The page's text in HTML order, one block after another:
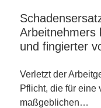
Arbeitnehmers
und fingierter
Verletzt der
Pflicht, die für eine
maßgeblichen…